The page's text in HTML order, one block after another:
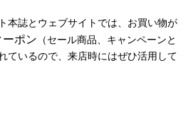
本誌とウェブサイトでは、お買い物が
ポン （セール商品、キャンペーンと
ているので、来店時にはぜひ活用して